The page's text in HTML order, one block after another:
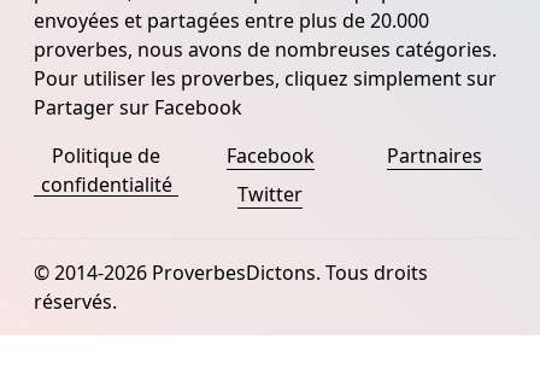
envoyées et partagées entre plus de 20.000
proverbes, nous avons de nombreuses catégories.
Pour utiliser les proverbes, cliquez simplement sur
Partager sur Facebook
Politique de
confidentialité
Facebook
Twitter
Partnaires
© 2014-2026 ProverbesDictons. Tous droits
réservés.